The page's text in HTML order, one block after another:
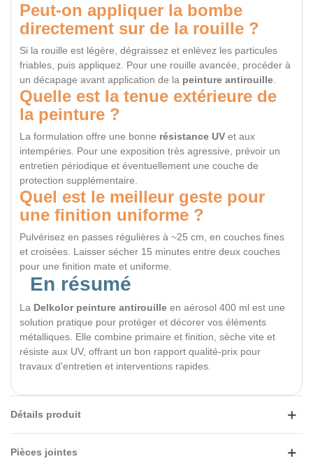
Peut-on appliquer la bombe
directement sur de la rouille ?
Si la rouille est légère, dégraissez et enlèvez les particules
friables, puis appliquez. Pour une rouille avancée, procéder à
un décapage avant application de la peinture antirouille.
Quelle est la tenue extérieure de
la peinture ?
La formulation offre une bonne résistance UV et aux
intempéries. Pour une exposition très agressive, prévoir un
entretien périodique et éventuellement une couche de
protection supplémentaire.
Quel est le meilleur geste pour
une finition uniforme ?
Pulvérisez en passes régulières à ~25 cm, en couches fines
et croisées. Laisser sécher 15 minutes entre deux couches
pour une finition mate et uniforme.
En résumé
La Delkolor peinture antirouille en aérosol 400 ml est une
solution pratique pour protéger et décorer vos éléments
métalliques. Elle combine primaire et finition, sèche vite et
résiste aux UV, offrant un bon rapport qualité-prix pour
travaux d'entretien et interventions rapides.
Détails produit
Pièces jointes